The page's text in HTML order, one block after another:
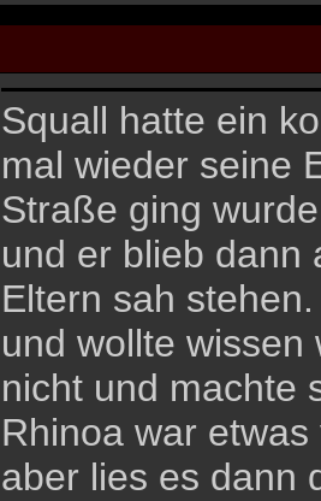
Squall hatte ein
mal wieder seine
Straße ging
und er blieb dann
Eltern sah
und wollte
nicht und machte
Rhinoa war
aber lies es dann